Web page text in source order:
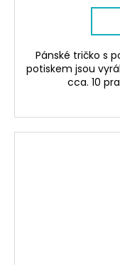
Pánské tričko s
potiskem jsou
cca. 10